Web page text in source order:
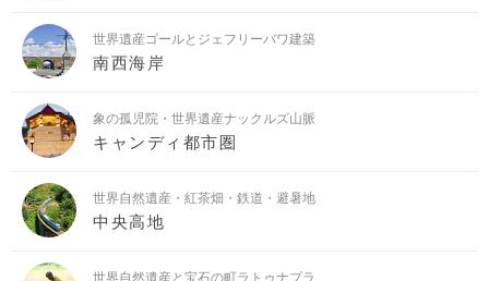
世界遺産ゴールとジェフリーバワ建築
南西海岸
象の孤児院・世界遺産ナックルズ山脈
キャンディ都市圏
世界自然遺産・紅茶畑・鉄道・避暑地
中央高地
世界自然遺産と宝石の町ラトゥナプラ